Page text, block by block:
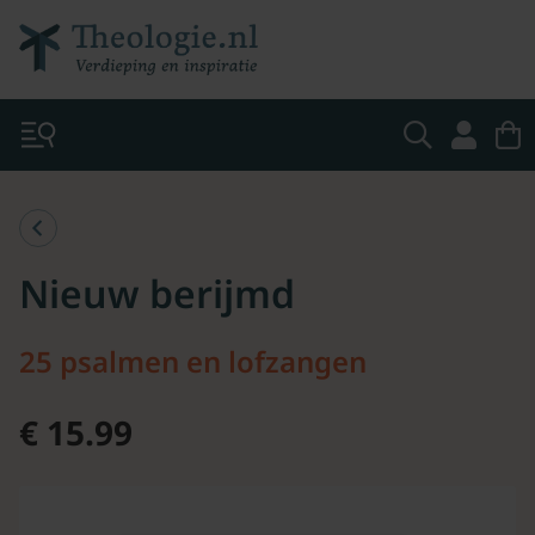
Nieuw berijmd
25 psalmen en lofzangen
€ 15.99